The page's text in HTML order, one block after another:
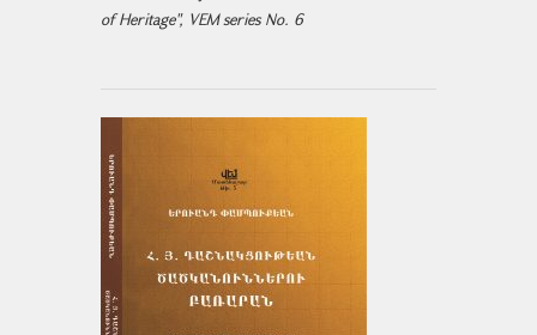
of Heritage", VEM series No. 6